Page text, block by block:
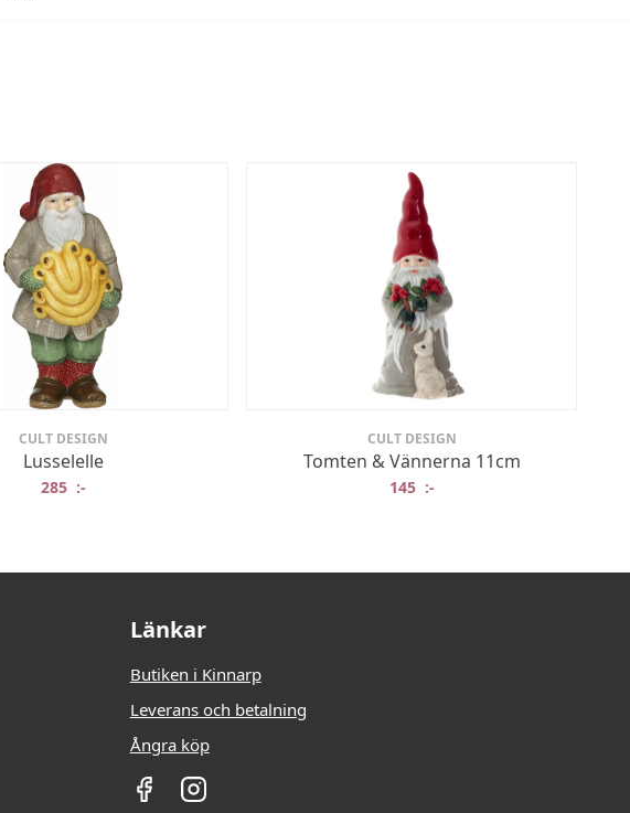
CULT DESIGN
Lusselelle
285 :-
CULT DESIGN
Tomten & Vännerna 11cm
145 :-
Länkar
Butiken i Kinnarp
Leverans och betalning
Ångra köp